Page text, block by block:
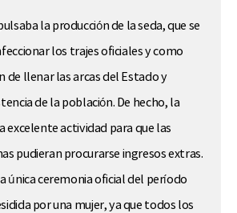
la producción de la seda, que se
los trajes oficiales y como
de llenar las arcas del Estado y
de la población. De hecho, la
excelente actividad para que las
pudieran procurarse ingresos extras.
única ceremonia oficial del período
por una mujer, ya que todos los